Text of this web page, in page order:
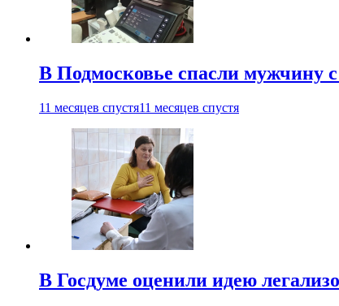
В Подмосковье спасли мужчину
11 месяцев спустя11 месяцев спустя
В Госдуме оценили идею